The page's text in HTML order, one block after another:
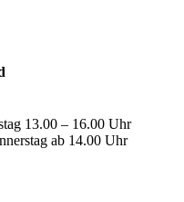
13.00 – 16.00 Uhr
ab 14.00 Uhr